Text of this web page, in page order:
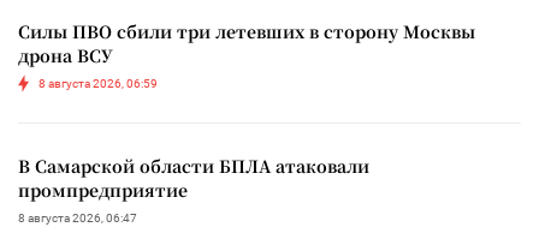
Силы ПВО сбили три летевших в сторону Москвы
дрона ВСУ
8 августа 2026, 06:59
В Самарской области БПЛА атаковали
промпредприятие
8 августа 2026, 06:47